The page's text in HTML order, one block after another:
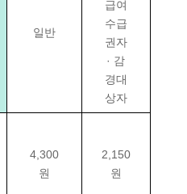
일반
급여
수급
권자
· 감
경대
상자
4,300
원
2,150
원